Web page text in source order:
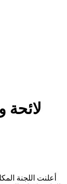
لائحة
أعلنت اللجنة